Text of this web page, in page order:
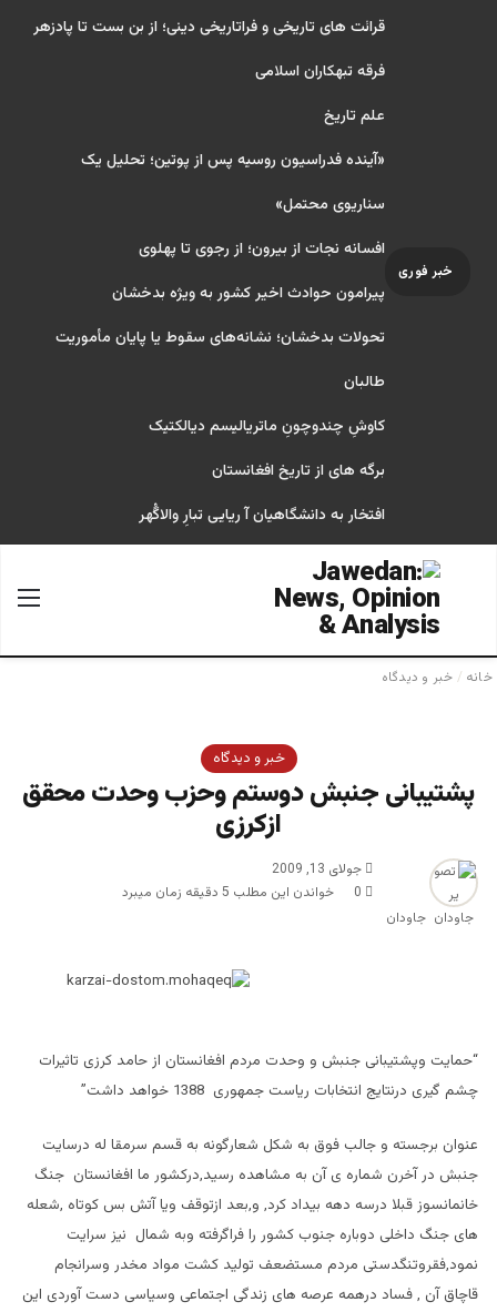
خبر فوری
قرائت های تاریخی و فراتاریخی دینی؛ از بن بست تا پادزهر
فرقه تبهکاران اسلامی
علم تاریخ
«آینده فدراسیون روسیه پس از پوتین؛ تحلیل یک
سناریوی محتمل»
افسانه نجات از بیرون؛ از رجوی تا پهلوی
پیرامون حوادث اخیر کشور به ویژه بدخشان
تحولات بدخشان؛ نشانه‌های سقوط یا پایان مأموریت
طالبان
کاوشِ چندو‌چونِ ماتریالیسم دیالکتیک
برگه های از تاریخ افغانستان
افتخار به دانشگاهیان آ ریایی تبارِ والاگُهر
جستجو برای
خانه / خبر و دیدگاه
خبر و دیدگاه
پشتیبانی جنبش دوستم وحزب وحدت محقق
ازکرزی
جاودان
جولای 13, 2009
0
خواندن این مطلب 5 دقیقه زمان میبرد
“حمایت وپشتیبانی جنبش و وحدت مردم افغانستان از حامد کرزی تاثیرات
چشم گیری درنتایج انتخابات ریاست جمهوری 1388 خواهد داشت”
عنوان برجسته و جالب فوق به شکل شعارگونه به قسم سرمقا له درسایت
جنبش در آخرن شماره ی آن به مشاهده رسید,درکشور ما افغانستان جنگ
خانمانسوز قبلا درسه دهه بیداد کرد, و,بعد ازتوقف ویا آتش بس کوتاه ,شعله
های جنگ داخلی دوباره جنوب کشور را فراگرفته وبه شمال نیز سرایت
نمود,فقروتنگدستی مردم مستضعف تولید کشت مواد مخدر وسرانجام
قاچاق آن , فساد درهمه عرصه های زندگی اجتماعی وسیاسی دست آوردی این